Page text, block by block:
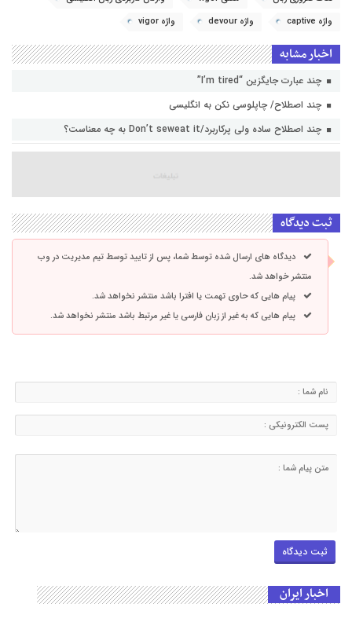
واژه captive
واژه devour واژه vigor
اخبار مشابه
چند عبارت جایگزین “I’m tired”
چند اصطلاح/ چاپلوسی نکن به انگلیسی
چند اصطلاح ساده ولی پرکاربرد/Don’t seweat it به چه معناست؟
ثبت دیدگاه
دیدگاه های ارسال شده توسط شما، پس از تایید توسط تیم مدیریت در وب
منتشر خواهد شد.
پیام هایی که حاوی تهمت یا افترا باشد منتشر نخواهد شد.
پیام هایی که به غیر از زبان فارسی یا غیر مرتبط باشد منتشر نخواهد شد.
اخبار ایران